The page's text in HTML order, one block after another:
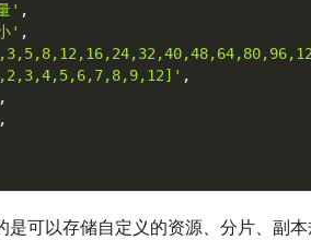
' ,
' ,
,
,
,
是可以存储自定义的资源、分片、副